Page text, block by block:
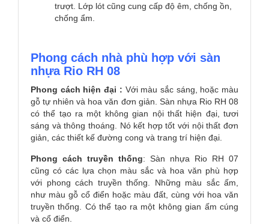
trượt. Lớp lót cũng cung cấp độ êm, chống ồn,
chống ẩm.
Phong cách nhà phù hợp với sàn
nhựa Rio RH 08
Phong cách hiện đại : Với màu sắc sáng, hoặc màu
gỗ tự nhiên và hoa văn đơn giản. Sàn nhựa Rio RH 08
có thể tạo ra một không gian nội thất hiện đại, tươi
sáng và thông thoáng. Nó kết hợp tốt với nội thất đơn
giản, các thiết kế đường cong và trang trí hiện đại.
Phong cách truyền thống: Sàn nhựa Rio RH 07
cũng có các lựa chọn màu sắc và hoa văn phù hợp
với phong cách truyền thống. Những màu sắc ấm,
như màu gỗ cổ điển hoặc màu đất, cùng với hoa văn
truyền thống. Có thể tạo ra một không gian ấm cúng
và cổ điển.